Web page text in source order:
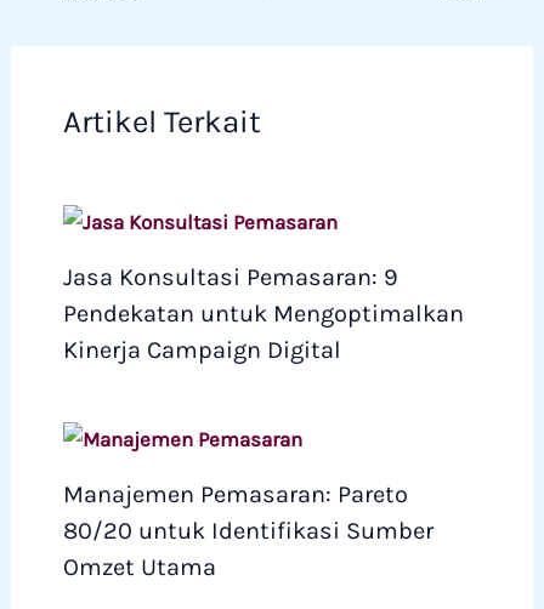
Artikel Terkait
Jasa Konsultasi Pemasaran: 9
Pendekatan untuk Mengoptimalkan
Kinerja Campaign Digital
Manajemen Pemasaran: Pareto
80/20 untuk Identifikasi Sumber
Omzet Utama